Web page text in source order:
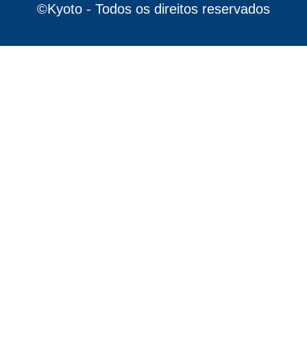
©Kyoto - Todos os direitos reservados